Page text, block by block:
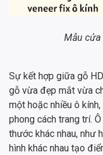
Mẫu cửa
Sự kết hợp giữa gỗ
gỗ vừa đẹp mắt vừa
một hoặc nhiều ô
phong cách trang trí.
thước khác nhau, như
hình khác nhau tạo